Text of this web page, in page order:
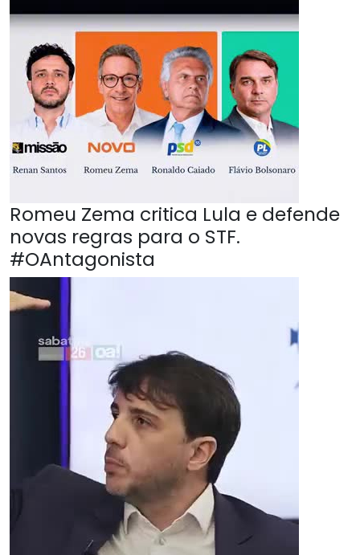
Romeu Zema critica Lula e defende
novas regras para o STF.
#OAntagonista